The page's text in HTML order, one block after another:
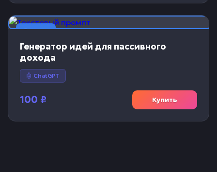
📝 Текст
Генератор идей для пассивного
дохода
🤖 ChatGPT
100 ₽ Купить